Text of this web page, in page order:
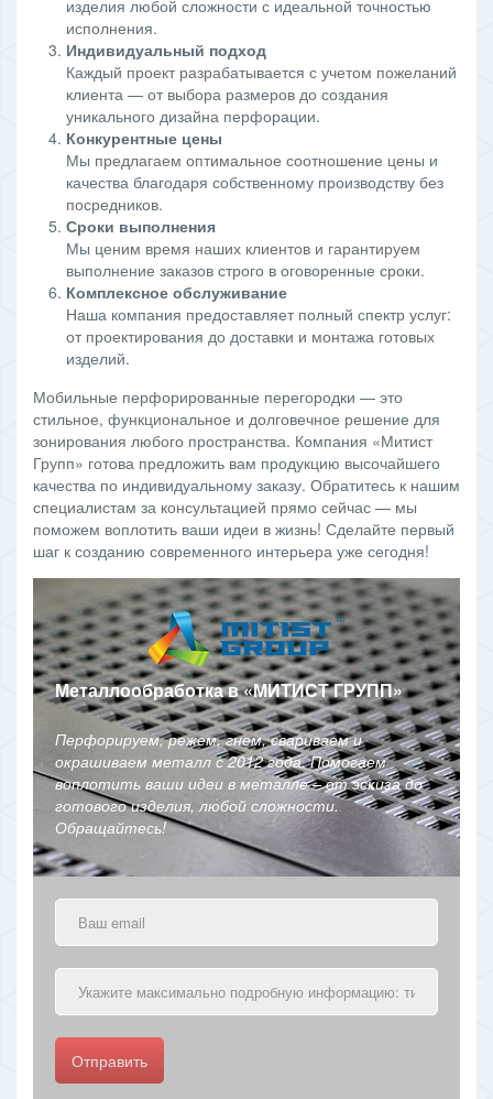
изделия любой сложности с идеальной точностью
исполнения.
Индивидуальный подход
Каждый проект разрабатывается с учетом пожеланий
клиента — от выбора размеров до создания
уникального дизайна перфорации.
Конкурентные цены
Мы предлагаем оптимальное соотношение цены и
качества благодаря собственному производству без
посредников.
Сроки выполнения
Мы ценим время наших клиентов и гарантируем
выполнение заказов строго в оговоренные сроки.
Комплексное обслуживание
Наша компания предоставляет полный спектр услуг:
от проектирования до доставки и монтажа готовых
изделий.
Мобильные перфорированные перегородки — это
стильное, функциональное и долговечное решение для
зонирования любого пространства. Компания «Митист
Групп» готова предложить вам продукцию высочайшего
качества по индивидуальному заказу. Обратитесь к нашим
специалистам за консультацией прямо сейчас — мы
поможем воплотить ваши идеи в жизнь! Сделайте первый
шаг к созданию современного интерьера уже сегодня!
Металлообработка в«МИТИСТ ГРУПП»
Перфорируем, режем, гнем, свариваем и
окрашиваем металл с 2012 года. Помогаем
воплотить ваши идеи в металле – от эскиза до
готового изделия, любой сложности.
Обращайтесь!
Отправить